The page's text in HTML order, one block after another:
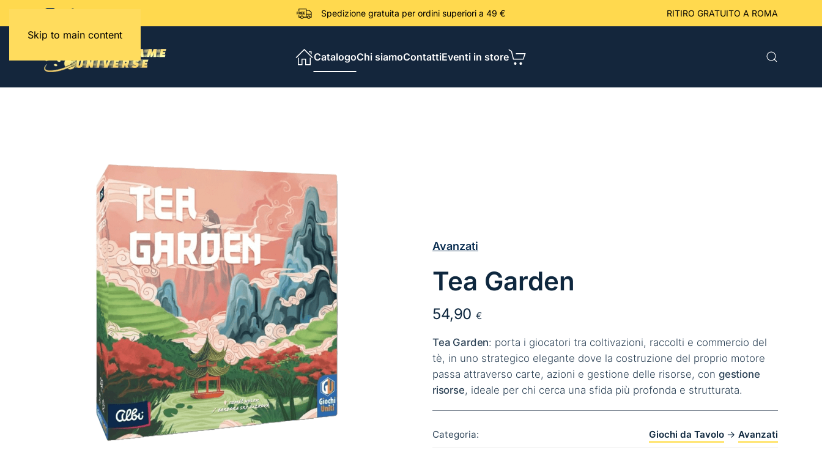
Skip to main content
Spedizione gratuita per ordini superiori a 49 € RITIRO GRATUITO A ROMA
CatalogoChi siamoContattiEventi in store
Avanzati
Tea Garden
54,90 €
Tea Garden: porta i giocatori tra coltivazioni, raccolti e commercio del
tè, in uno strategico elegante dove la costruzione del proprio motore
passa attraverso carte, azioni e gestione delle risorse, con gestione
risorse, ideale per chi cerca una sfida più profonda e strutturata.
Categoria: Giochi da Tavolo → Avanzati